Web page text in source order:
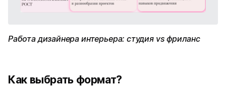
Работа дизайнера интерьера: студия vs фриланс
Как выбрать формат?